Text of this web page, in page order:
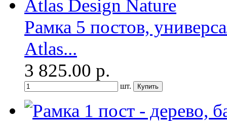
Рамка 5 постов,
Atlas...
3 825.00 р.
шт.